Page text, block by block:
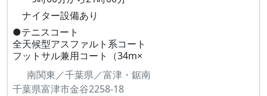
ナイター設備あり
●テニスコート
全天候型アスファルト系コート
フットサル兼用コート（34m×
南関東／千葉県／富津・鋸南
千葉県富津市金谷2258-18